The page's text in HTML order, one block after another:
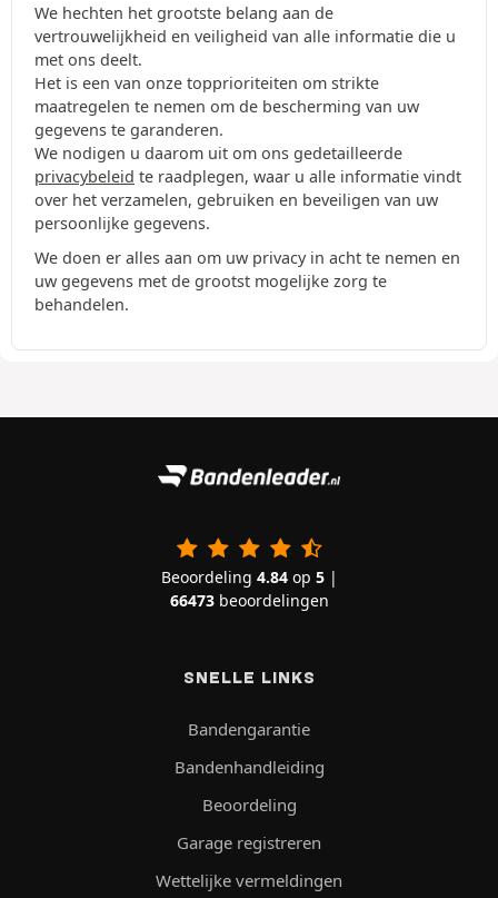
We hechten het grootste belang aan de
vertrouwelijkheid en veiligheid van alle informatie die u
met ons deelt.
Het is een van onze topprioriteiten om strikte
maatregelen te nemen om de bescherming van uw
gegevens te garanderen.
We nodigen u daarom uit om ons gedetailleerde
privacybeleid te raadplegen, waar u alle informatie vindt
over het verzamelen, gebruiken en beveiligen van uw
persoonlijke gegevens.
We doen er alles aan om uw privacy in acht te nemen en
uw gegevens met de grootst mogelijke zorg te
behandelen.
Beoordeling 4.84op 5|
66473beoordelingen
SNELLE LINKS
Bandengarantie
Bandenhandleiding
Beoordeling
Garage registreren
Wettelijke vermeldingen